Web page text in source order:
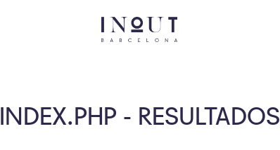
INDEX.PHP - RESULTADOS